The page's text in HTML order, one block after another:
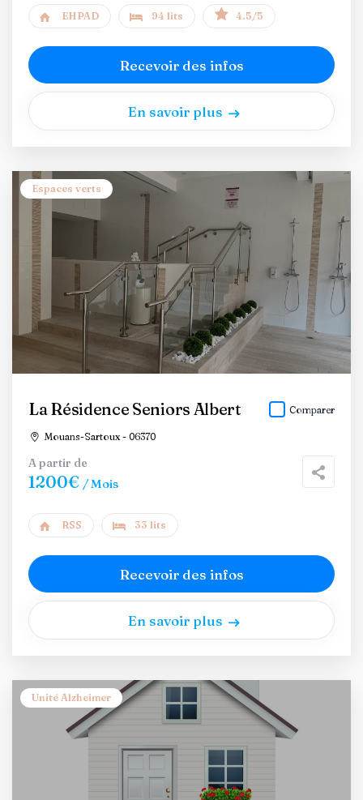
EHPAD 94 lits 4.5/5
Recevoir des infos
En savoir plus
Espaces verts
La Résidence Seniors Albert
Mouans-Sartoux - 06370
Comparer
A partir de
1200€ / Mois
RSS 33 lits
Recevoir des infos
En savoir plus
Unité Alzheimer